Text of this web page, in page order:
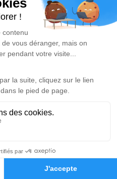
Hommages
cet espace pour
partager des photos
exprimer vos pensées
textes. Cet endroit
à honorer la